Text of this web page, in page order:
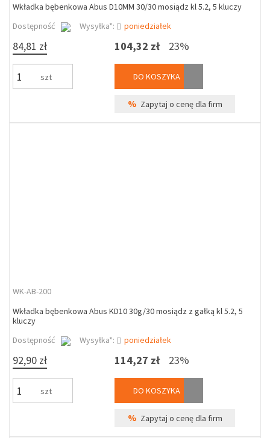
Wkładka bębenkowa Abus D10MM 30/30 mosiądz kl 5.2, 5 kluczy
Dostępność
Wysyłka*: poniedziałek
84,81 zł
szt
104,32 zł 23%
DO KOSZYKA
% Zapytaj o cenę dla firm
WK-AB-200
Wkładka bębenkowa Abus KD10 30g/30 mosiądz z gałką kl 5.2, 5
kluczy
Dostępność
Wysyłka*: poniedziałek
92,90 zł
szt
114,27 zł 23%
DO KOSZYKA
% Zapytaj o cenę dla firm